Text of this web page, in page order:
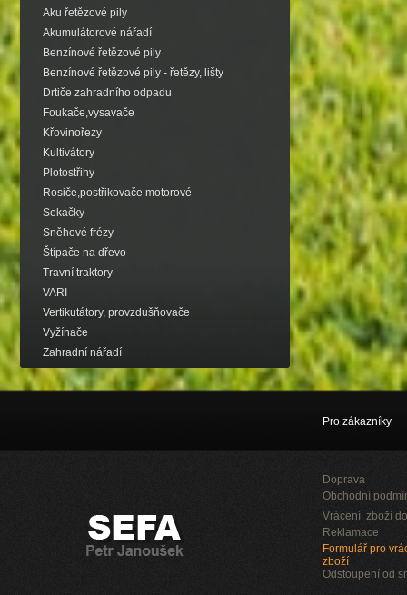
Aku řetězové pily
Akumulátorové nářadí
Benzínové řetězové pily
Benzínové řetězové pily - řetězy, lišty
Drtiče zahradního odpadu
Foukače,vysavače
Křovinořezy
Kultivátory
Plotostřihy
Rosiče,postřikovače motorové
Sekačky
Sněhové frézy
Štípače na dřevo
Travní traktory
VARI
Vertikutátory, provzdušňovače
Vyžínače
Zahradní nářadí
Pro zákazníky
Doprava
Obchodní
Vrácení zboží
Reklamace
Formulář pro
zboží
Odstoupení od